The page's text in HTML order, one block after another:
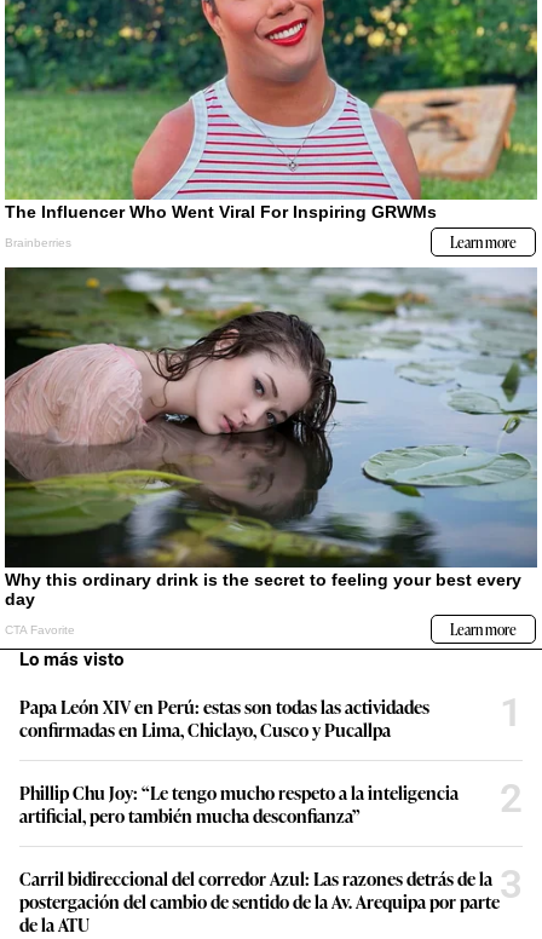
Lo más visto
Papa León XIV en Perú: estas son todas las actividades
confirmadas en Lima, Chiclayo, Cusco y Pucallpa
1
Phillip Chu Joy: “Le tengo mucho respeto a la inteligencia
artificial, pero también mucha desconfianza”
2
Carril bidireccional del corredor Azul: Las razones detrás de la
postergación del cambio de sentido de la Av. Arequipa por parte
de la ATU
3